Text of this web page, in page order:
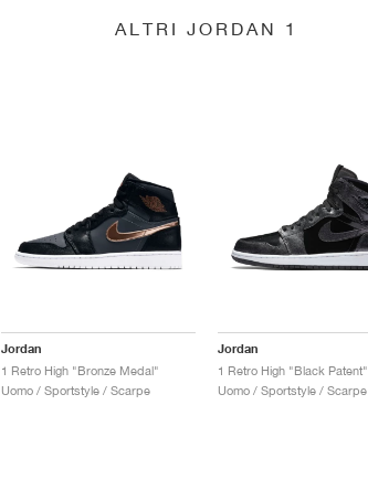
ALTRI JORDAN 1
Jordan
1 Retro High "Bronze Medal"
Uomo / Sportstyle / Scarpe
Jordan
1 Retro High "Black Patent"
Uomo / Sportstyle / Scarpe